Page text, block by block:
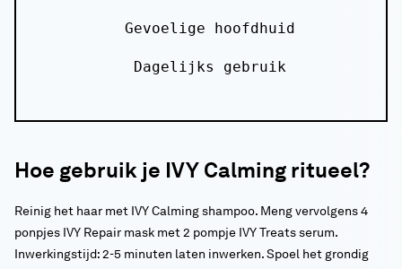
Gevoelige hoofdhuid
Dagelijks gebruik
Hoe gebruik je IVY Calming ritueel?
Reinig het haar met IVY Calming shampoo. Meng vervolgens 4
ponpjes IVY Repair mask met 2 pompje IVY Treats serum.
Inwerkingstijd: 2-5 minuten laten inwerken. Spoel het grondig